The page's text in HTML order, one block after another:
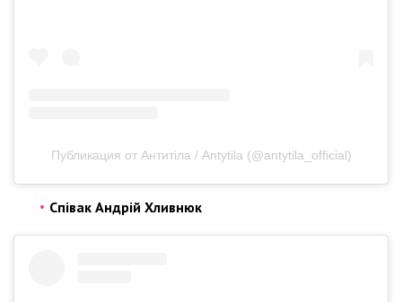
Публикация от Антитіла / Antytila (@antytila_official)
Співак Андрій Хливнюк